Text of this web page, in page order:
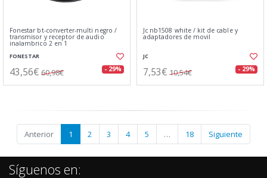
Fonestar bt-converter-multi negro /
transmisor y receptor de audio
inalambrico 2 en 1
FONESTAR
43,56€ 60,98€ - 29%
Jc nb1508 white / kit de cable y
adaptadores de movil
JC
7,53€ 10,54€ - 29%
Anterior 1 2 3 4 5 … 18 Siguiente
Síguenos en: